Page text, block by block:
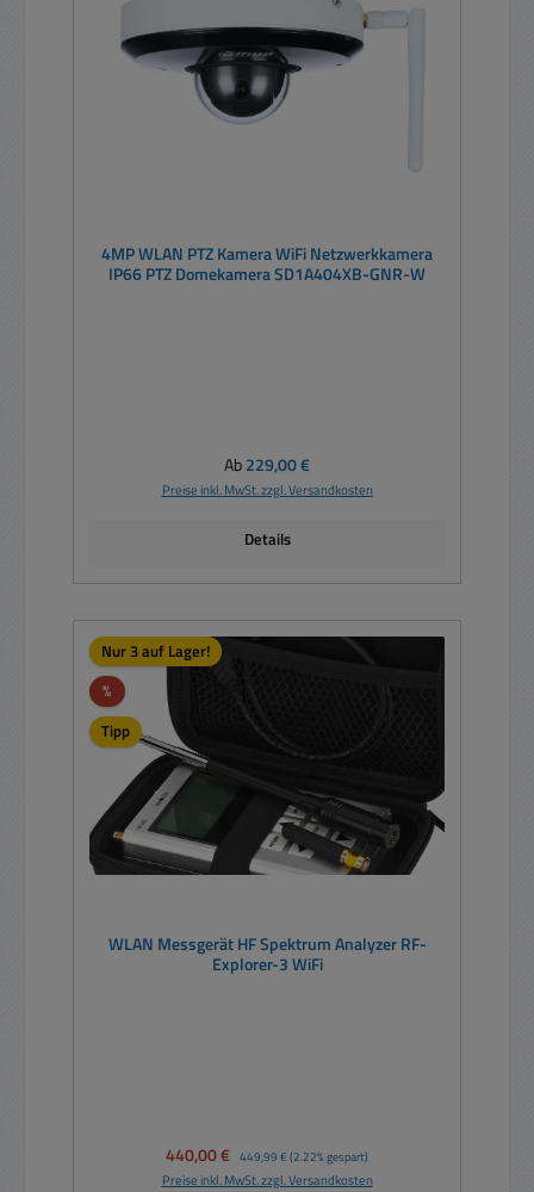
4MP WLAN PTZ Kamera WiFi Netzwerkkamera
IP66 PTZ Domekamera SD1A404XB-GNR-W
Regulärer Preis:
Ab229,00 €
Preise inkl. MwSt. zzgl. Versandkosten
Details
Nur 3 auf Lager!
%Rabatt
Tipp
WLAN Messgerät HF Spektrum Analyzer RF-
Explorer-3 WiFi
Verkaufspreis:
440,00 € Regulärer Preis:
449,99 € (2.22% gespart)
Preise inkl. MwSt. zzgl. Versandkosten